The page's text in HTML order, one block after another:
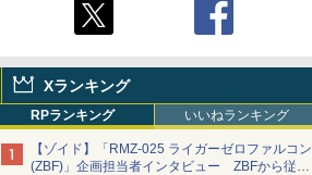
Xランキング
RPランキング いいねランキング
【ゾイド】「RMZ-025 ライガーゼロファルコン
(ZBF)」企画担当者インタビュー ZBFから従来